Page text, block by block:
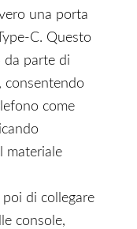
una porta
C. Questo
da parte di
consentendo
come
materiale
poi di collegare
console,